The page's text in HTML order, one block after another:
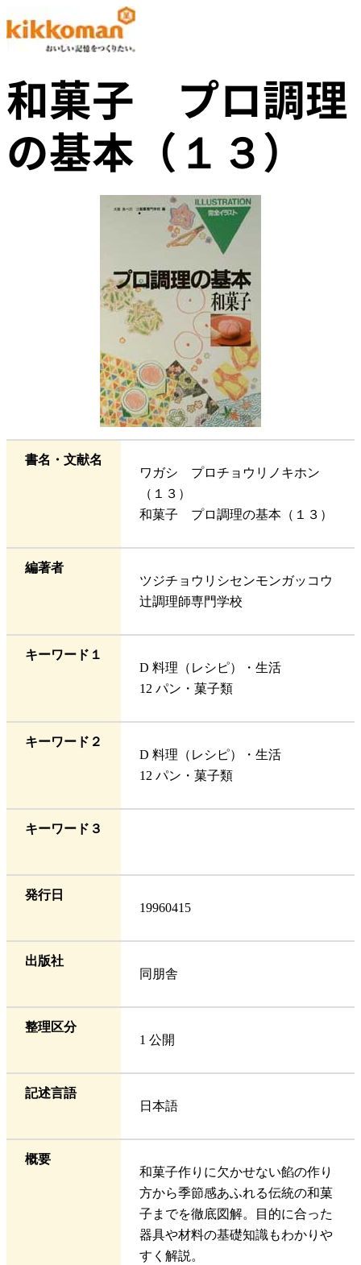
和菓子 プロ調理
の基本（１３）
書名・文献名
ワガシ プロチョウリノキホン
（１３）
和菓子 プロ調理の基本（１３）
編著者
ツジチョウリシセンモンガッコウ
辻調理師専門学校
キーワード１
D 料理（レシピ）・生活
12 パン・菓子類
キーワード２
D 料理（レシピ）・生活
12 パン・菓子類
キーワード３
発行日
19960415
出版社
同朋舎
整理区分
1 公開
記述言語
日本語
概要
和菓子作りに欠かせない餡の作り
方から季節感あふれる伝統の和菓
子までを徹底図解。目的に合った
器具や材料の基礎知識もわかりや
すく解説。